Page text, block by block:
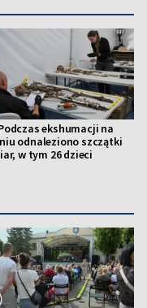
ekshumacji na
odnaleziono szczątki
w tym 26 dzieci